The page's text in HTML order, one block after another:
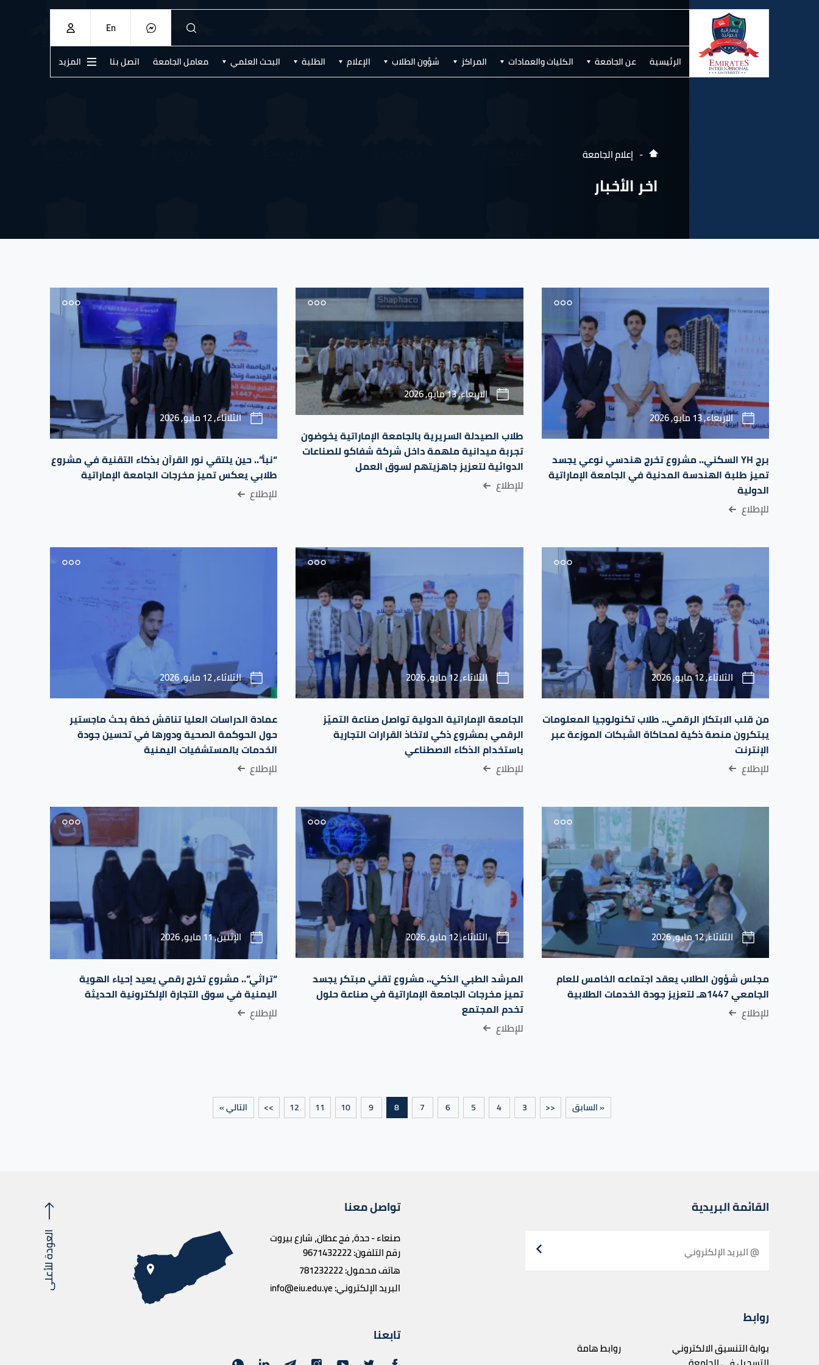
En
الرئيسية عن الجامعة الكليات والعمادات المراكز شؤون الطلاب الإعلام الطلبة البحث العلمي معامل الجامعة اتصل بنا المزيد
إعلام الجامعة
اخر الأخبار
الاربعاء, 13 مايو, 2026
برج YH السكني.. مشروع تخرج هندسي نوعي يجسد
تميز طلبة الهندسة المدنية في الجامعة الإماراتية
الدولية
للإطلاع
الاربعاء, 13 مايو, 2026
طلاب الصيدلة السريرية بالجامعة الإماراتية يخوضون
تجربة ميدانية ملهمة داخل شركة شفاكو للصناعات
الدوائية لتعزيز جاهزيتهم لسوق العمل
للإطلاع
الثلاثاء, 12 مايو, 2026
“نبأ”.. حين يلتقي نور القرآن بذكاء التقنية في مشروع
طلابي يعكس تميز مخرجات الجامعة الإماراتية
للإطلاع
الثلاثاء, 12 مايو, 2026
من قلب الابتكار الرقمي.. طلاب تكنولوجيا المعلومات
يبتكرون منصة ذكية لمحاكاة الشبكات الموزعة عبر
الإنترنت
للإطلاع
الثلاثاء, 12 مايو, 2026
الجامعة الإماراتية الدولية تواصل صناعة التميّز
الرقمي بمشروع ذكي لاتخاذ القرارات التجارية
باستخدام الذكاء الاصطناعي
للإطلاع
الثلاثاء, 12 مايو, 2026
عمادة الدراسات العليا تناقش خطة بحث ماجستير
حول الحوكمة الصحية ودورها في تحسين جودة
الخدمات بالمستشفيات اليمنية
للإطلاع
الثلاثاء, 12 مايو, 2026
مجلس شؤون الطلاب يعقد اجتماعه الخامس للعام
الجامعي 1447هـ لتعزيز جودة الخدمات الطلابية
للإطلاع
الثلاثاء, 12 مايو, 2026
المرشد الطبي الذكي.. مشروع تقني مبتكر يجسد
تميز مخرجات الجامعة الإماراتية في صناعة حلول
تخدم المجتمع
للإطلاع
الإثنين, 11 مايو, 2026
“تراثي”.. مشروع تخرج رقمي يعيد إحياء الهوية
اليمنية في سوق التجارة الإلكترونية الحديثة
للإطلاع
« السابق <<
3
4
5
6
7
8
9
10
11
12
>> التالي »
العودة للأعلى
القائمة البريدية
روابط
بوابة التنسيق الالكتروني
روابط هامة
تواصل معنا
صنعاء - حدة، فج عطان، شارع بيروت
رقم التلفون:9671432222
هاتف محمول:781232222
البريد الإلكتروني:info@eiu.edu.ye
تابعنا